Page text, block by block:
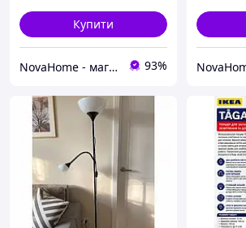
Купити
NovaHome - магазин товарів для дому і не тільки 93%